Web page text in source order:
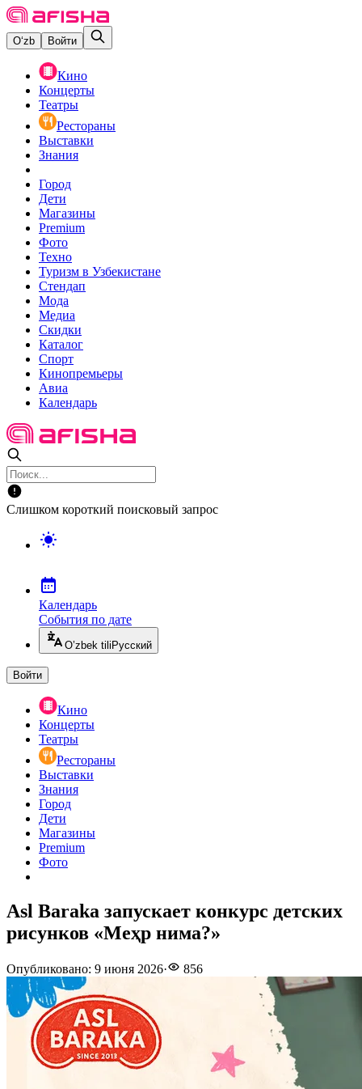
O‘zb Войти
Кино
Концерты
Театры
Рестораны
Выставки
Знания
Город
Дети
Магазины
Premium
Фото
Техно
Туризм в Узбекистане
Стендап
Мода
Медиа
Скидки
Каталог
Спорт
Кинопремьеры
Авиа
Календарь
Слишком короткий поисковый запрос
Календарь
События по дате
O’zbek tili Русский
Войти
Кино
Концерты
Театры
Рестораны
Выставки
Знания
Город
Дети
Магазины
Premium
Фото
Asl Baraka запускает конкурс детских
рисунков «Меҳр нима?»
Опубликовано: 9 июня 2026· 856